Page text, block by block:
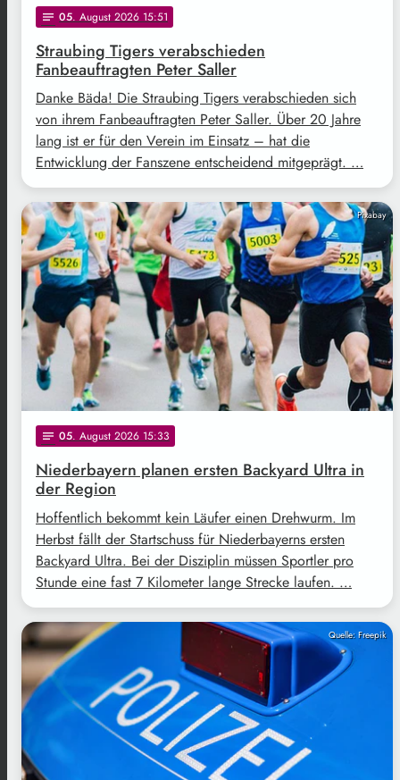
notes 05. August 2026 15:51
Straubing Tigers verabschieden
Fanbeauftragten Peter Saller
Danke Bäda! Die Straubing Tigers verabschieden sich
von ihrem Fanbeauftragten Peter Saller. Über 20 Jahre
lang ist er für den Verein im Einsatz – hat die
Entwicklung der Fanszene entscheidend mitgeprägt. …
Pixabay
notes 05. August 2026 15:33
Niederbayern planen ersten Backyard Ultra in
der Region
Hoffentlich bekommt kein Läufer einen Drehwurm. Im
Herbst fällt der Startschuss für Niederbayerns ersten
Backyard Ultra. Bei der Disziplin müssen Sportler pro
Stunde eine fast 7 Kilometer lange Strecke laufen. …
Quelle: Freepik